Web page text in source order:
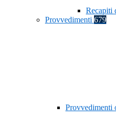
Recapiti
Provvedimenti 679
Provvedimenti